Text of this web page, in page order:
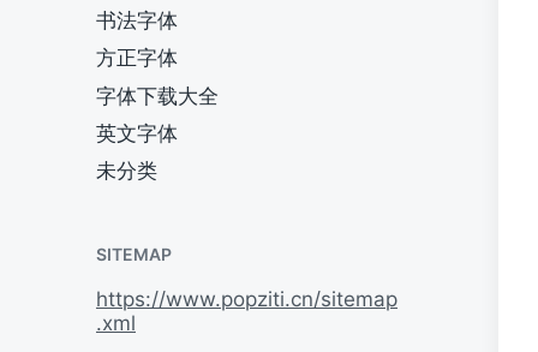
书法字体
方正字体
字体下载大全
英文字体
未分类
SITEMAP
https://www.popziti.cn/sitemap
.xml